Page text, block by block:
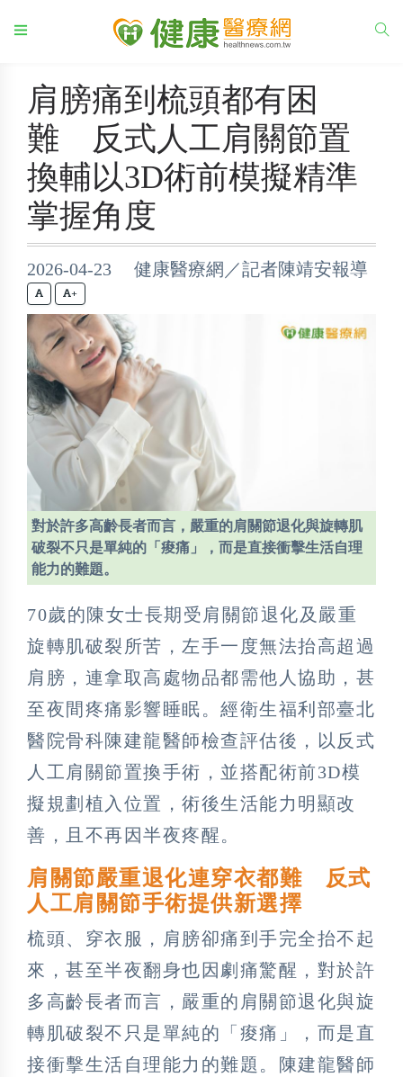
肩膀痛到梳頭都有困
難 反式人工肩關節置
換輔以3D術前模擬精準
掌握角度
2026-04-23 健康醫療網／記者陳靖安報導
+
對於許多高齡長者而言，嚴重的肩關節退化與旋轉肌
破裂不只是單純的「痠痛」，而是直接衝擊生活自理
能力的難題。
70歲的陳女士長期受肩關節退化及嚴重
旋轉肌破裂所苦，左手一度無法抬高超過
肩膀，連拿取高處物品都需他人協助，甚
至夜間疼痛影響睡眠。經衛生福利部臺北
醫院骨科陳建龍醫師檢查評估後，以反式
人工肩關節置換手術，並搭配術前3D模
擬規劃植入位置，術後生活能力明顯改
善，且不再因半夜疼醒。
肩關節嚴重退化連穿衣都難 反式
人工肩關節手術提供新選擇
梳頭、穿衣服，肩膀卻痛到手完全抬不起
來，甚至半夜翻身也因劇痛驚醒，對於許
多高齡長者而言，嚴重的肩關節退化與旋
轉肌破裂不只是單純的「痠痛」，而是直
接衝擊生活自理能力的難題。陳建龍醫師